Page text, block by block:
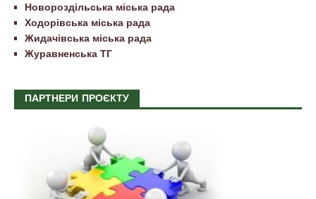
Новороздільська міська рада
Ходорівська міська рада
Жидачівська міська рада
Журавненська ТГ
ПАРТНЕРИ ПРОЄКТУ